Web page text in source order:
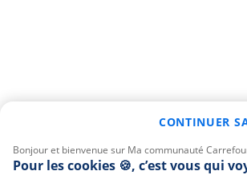
Bonjour et bienvenue sur Ma communauté
Pour les cookies 🍪, c’est vous qui
CONTINUER